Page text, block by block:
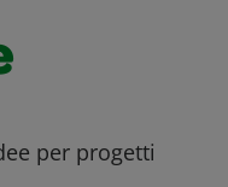
per progetti